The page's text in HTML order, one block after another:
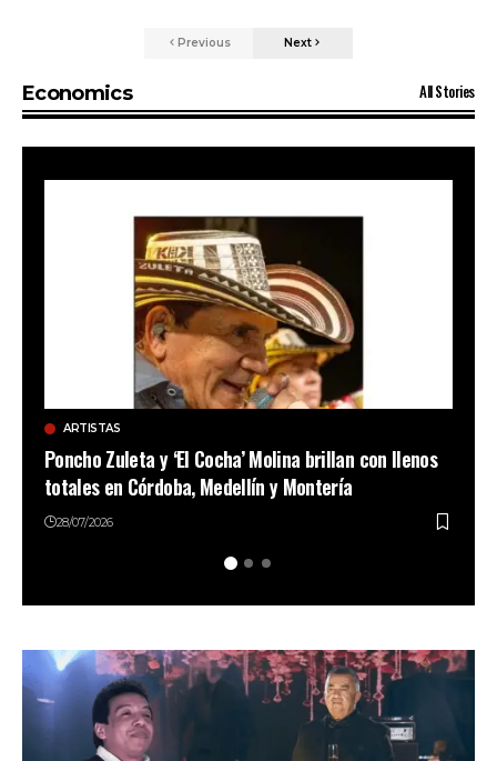
Previous Next
Economics All Stories
ARTISTAS
Poncho Zuleta y ‘El Cocha’ Molina brillan con llenos
totales en Córdoba, Medellín y Montería
28/07/2026